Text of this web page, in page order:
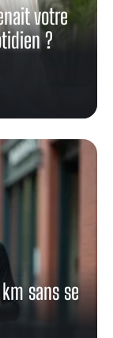
votre
?
sans se